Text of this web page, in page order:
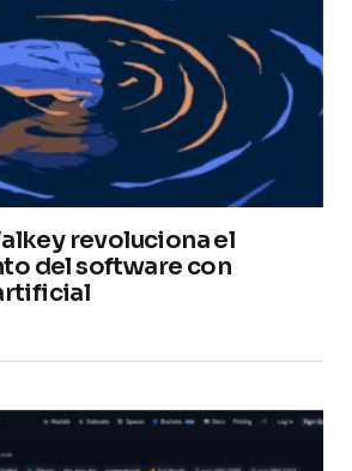
correo electrónico y web en
para la próxima vez que
revoluciona el
del software con